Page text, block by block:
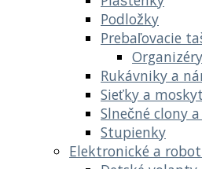
Podložky
Prebaľovacie
Organizéry
Rukávniky a
Sieťky a
Slnečné clony
Stupienky
Elektronické a